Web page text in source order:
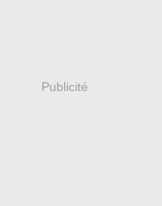
Publicité